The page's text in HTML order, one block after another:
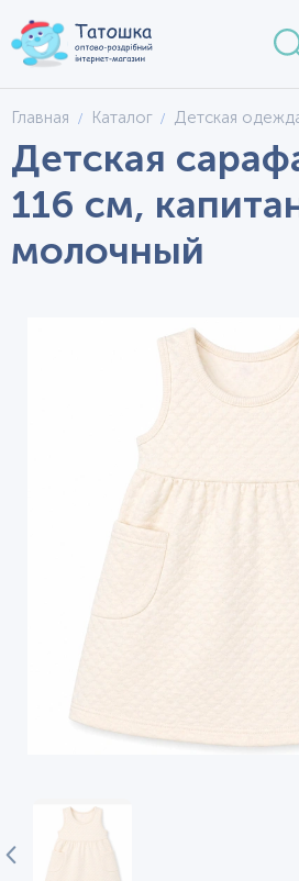
Главная Каталог Детская
Детская
116 см,
молочный